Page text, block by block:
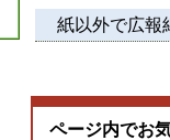
紙以外で広報
ページ内でお